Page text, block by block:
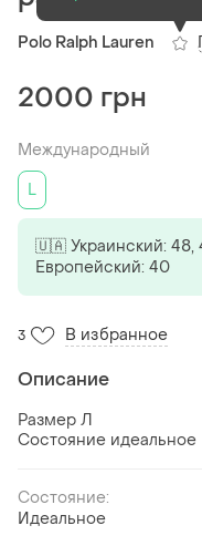
Polo Ralph Lauren
2000 грн
Международный
L
🇺🇦 Украинский: 48,
Европейский: 40
3 В избранное
Описание
Размер Л
Состояние идеальное
Состояние:
Идеальное